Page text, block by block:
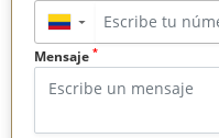
▼
Mensaje *